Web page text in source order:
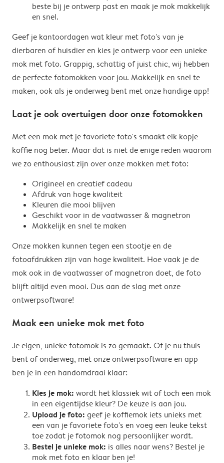
beste bij je ontwerp past en maak je mok makkelijk
en snel.
Geef je kantoordagen wat kleur met foto's van je
dierbaren of huisdier en kies je ontwerp voor een unieke
mok met foto. Grappig, schattig of juist chic, wij hebben
de perfecte fotomokken voor jou. Makkelijk en snel te
maken, ook als je onderweg bent met onze handige app!
Laat je ook overtuigen door onze fotomokken
Met een mok met je favoriete foto's smaakt elk kopje
koffie nog beter. Maar dat is niet de enige reden waarom
we zo enthousiast zijn over onze mokken met foto:
Origineel en creatief cadeau
Afdruk van hoge kwaliteit
Kleuren die mooi blijven
Geschikt voor in de vaatwasser & magnetron
Makkelijk en snel te maken
Onze mokken kunnen tegen een stootje en de
fotoafdrukken zijn van hoge kwaliteit. Hoe vaak je de
mok ook in de vaatwasser of magnetron doet, de foto
blijft altijd even mooi. Dus aan de slag met onze
ontwerpsoftware!
Maak een unieke mok met foto
Je eigen, unieke fotomok is zo gemaakt. Of je nu thuis
bent of onderweg, met onze ontwerpsoftware en app
ben je in een handomdraai klaar:
Kies je mok: wordt het klassiek wit of toch een mok
in een eigentijdse kleur? De keuze is aan jou.
Upload je foto: geef je koffiemok iets unieks met
een van je favoriete foto's en voeg een leuke tekst
toe zodat je fotomok nog persoonlijker wordt.
Bestel je unieke mok: is alles naar wens? Bestel je
mok met foto en klaar ben je!